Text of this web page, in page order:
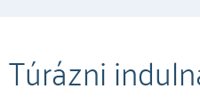
Túrázni